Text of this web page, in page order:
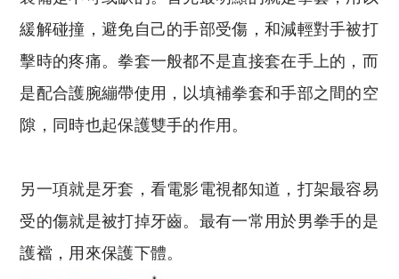
緩解碰撞，避免自己的手部受傷，和減輕對手被打
擊時的疼痛。拳套一般都不是直接套在手上的，而
是配合護腕繃帶使用，以填補拳套和手部之間的空
隙，同時也起保護雙手的作用。
另一項就是牙套，看電影電視都知道，打架最容易
受的傷就是被打掉牙齒。最有一常用於男拳手的是
護襠，用來保護下體。